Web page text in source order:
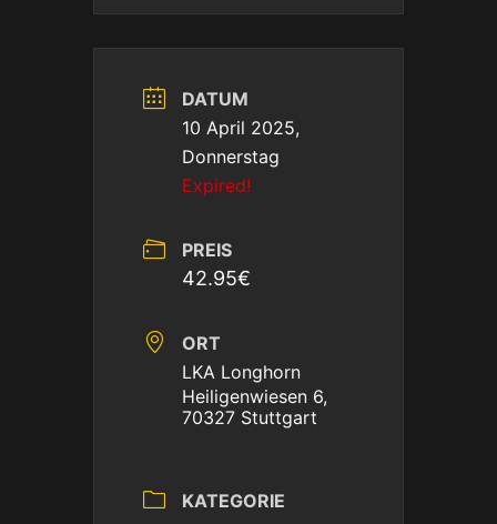
DATUM
10 April 2025,
Donnerstag
Expired!
PREIS
42.95€
ORT
LKA Longhorn
Heiligenwiesen 6,
70327 Stuttgart
KATEGORIE